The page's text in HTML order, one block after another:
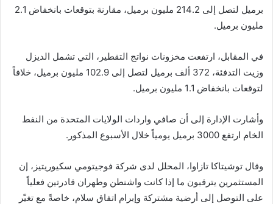
برميل لتصل إلى 214.2 مليون برميل، مقارنة بتوقعات بانخفاض 2.1
مليون برميل.
في المقابل، ارتفعت مخزونات نواتج التقطير، التي تشمل الديزل
وزيت التدفئة، 372 ألف برميل لتصل إلى 102.9 مليون برميل، خلافاً
لتوقعات بانخفاض 1.1 مليون برميل.
وأشارت الإدارة إلى أن صافي واردات الولايات المتحدة من النفط
الخام ارتفع 3000 برميل يومياً خلال الأسبوع المذكور.
وقال توشيتاكا تازاوا، المحلل لدى شركة فوجيتومي سكيوريتيز، إن
المستثمرين يترقبون ما إذا كانت واشنطن وطهران قادرتين فعلياً
على التوصل إلى أرضية مشتركة وإبرام اتفاق سلام، خاصةً مع تغيّر